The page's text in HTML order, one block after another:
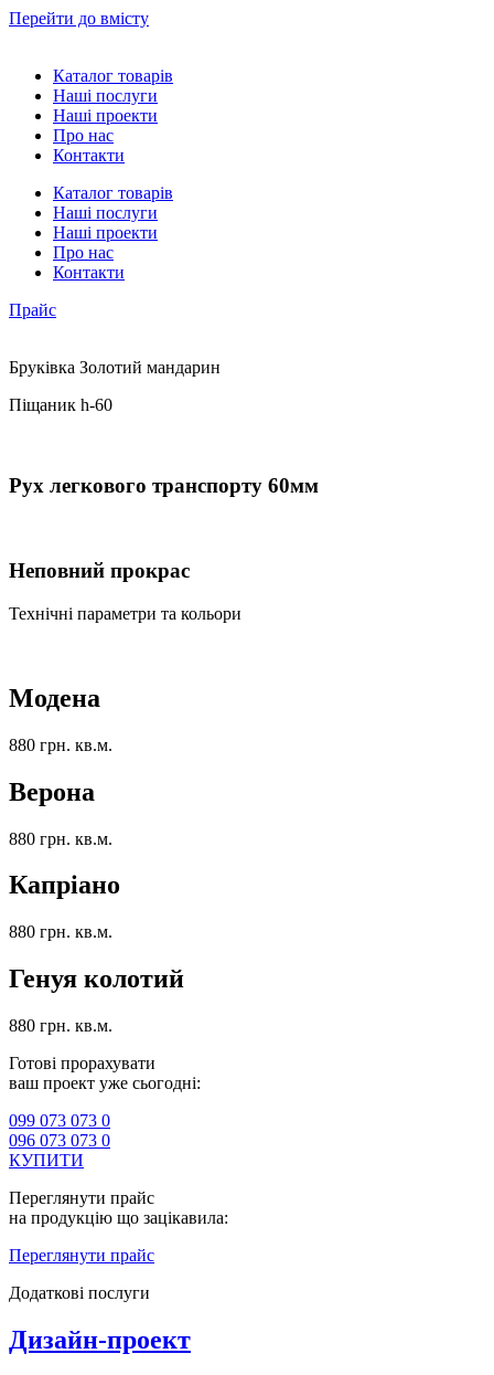
Перейти до вмісту
Каталог товарів
Наші послуги
Наші проекти
Про нас
Контакти
Каталог товарів
Наші послуги
Наші проекти
Про нас
Контакти
Прайс
Бруківка Золотий мандарин
Піщаник h-60
Рух легкового транспорту 60мм
Неповний прокрас
Технічні параметри та кольори
Модена
880 грн. кв.м.
Верона
880 грн. кв.м.
Капріано
880 грн. кв.м.
Генуя колотий
880 грн. кв.м.
Готові прорахувати
ваш проект уже сьогодні:
099 073 073 0
096 073 073 0
КУПИТИ
Переглянути прайс
на продукцію що зацікавила:
Переглянути прайс
Додаткові послуги
Дизайн-проект